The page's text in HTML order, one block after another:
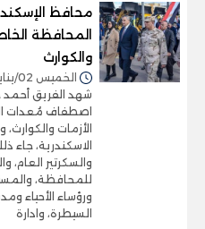
محافظ
المحافظة
والكوارث
الخميس 02/يناير/2025 - 04:16 م
شهد الفريق أحمد
اصطفاف مُعدات
الأزمات
الاسكندرية، جاء
والسكرتير العام،
للمحافظة،
ورؤساء الأحياء
السيطرة، وادارة